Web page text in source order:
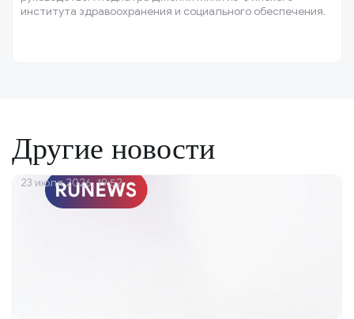
института здравоохранения и социального обеспечения.
Другие новости
23 июля 2026, 19:52